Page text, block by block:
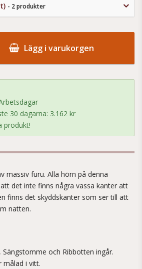
- 2 produkter
Lägg i varukorgen
30 dagarna: 3.162 kr
produkt!
massiv furu. Alla hörn på denna
det inte finns några vassa kanter att
finns det skyddskanter som ser till att
natten.
Sängstomme och Ribbotten ingår.
målad i vitt.